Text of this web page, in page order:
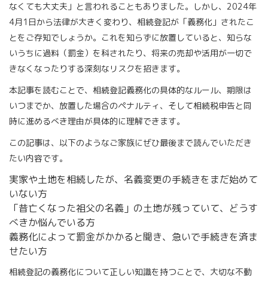
なくても大丈夫」と言われることもありました。しかし、2024年
4月1日から法律が大きく変わり、相続登記が「義務化」されたこ
とをご存知でしょうか。これを知らずに放置していると、知らな
いうちに過料（罰金）を科されたり、将来の売却や活用が一切で
きなくなったりする深刻なリスクを招きます。
本記事を読むことで、相続登記義務化の具体的なルール、期限は
いつまでか、放置した場合のペナルティ、そして相続税申告と同
時に進めるべき理由が具体的に理解できます。
この記事は、以下のようなご家族にぜひ最後まで読んでいただき
たい内容です。
実家や土地を相続したが、名義変更の手続きをまだ始めて
いない方
「昔亡くなった祖父の名義」の土地が残っていて、どうす
べきか悩んでいる方
義務化によって罰金がかかると聞き、急いで手続きを済ま
せたい方
相続登記の義務化について正しい知識を持つことで、大切な不動